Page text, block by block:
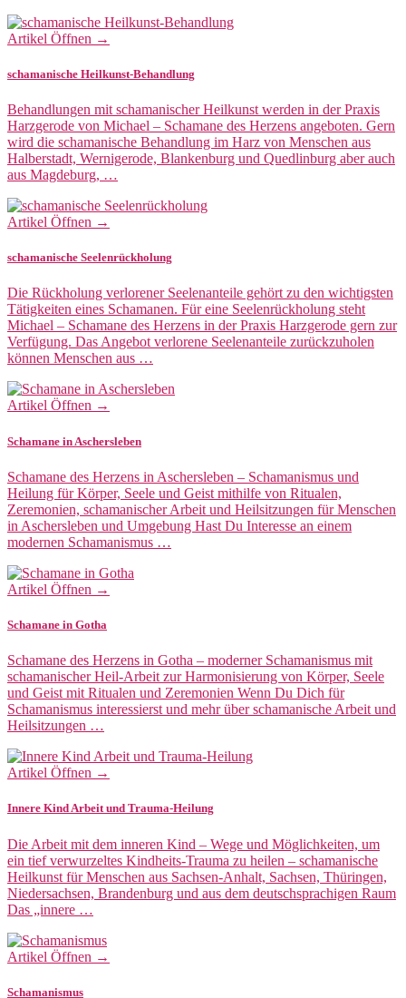
Artikel Öffnen →
schamanische Heilkunst-Behandlung
Behandlungen mit schamanischer Heilkunst werden in der Praxis
Harzgerode von Michael – Schamane des Herzens angeboten. Gern
wird die schamanische Behandlung im Harz von Menschen aus
Halberstadt, Wernigerode, Blankenburg und Quedlinburg aber auch
aus Magdeburg, …
Artikel Öffnen →
schamanische Seelenrückholung
Die Rückholung verlorener Seelenanteile gehört zu den wichtigsten
Tätigkeiten eines Schamanen. Für eine Seelenrückholung steht
Michael – Schamane des Herzens in der Praxis Harzgerode gern zur
Verfügung. Das Angebot verlorene Seelenanteile zurückzuholen
können Menschen aus …
Artikel Öffnen →
Schamane in Aschersleben
Schamane des Herzens in Aschersleben – Schamanismus und
Heilung für Körper, Seele und Geist mithilfe von Ritualen,
Zeremonien, schamanischer Arbeit und Heilsitzungen für Menschen
in Aschersleben und Umgebung Hast Du Interesse an einem
modernen Schamanismus …
Artikel Öffnen →
Schamane in Gotha
Schamane des Herzens in Gotha – moderner Schamanismus mit
schamanischer Heil-Arbeit zur Harmonisierung von Körper, Seele
und Geist mit Ritualen und Zeremonien Wenn Du Dich für
Schamanismus interessierst und mehr über schamanische Arbeit und
Heilsitzungen …
Artikel Öffnen →
Innere Kind Arbeit und Trauma-Heilung
Die Arbeit mit dem inneren Kind – Wege und Möglichkeiten, um
ein tief verwurzeltes Kindheits-Trauma zu heilen – schamanische
Heilkunst für Menschen aus Sachsen-Anhalt, Sachsen, Thüringen,
Niedersachsen, Brandenburg und aus dem deutschsprachigen Raum
Das „innere …
Artikel Öffnen →
Schamanismus